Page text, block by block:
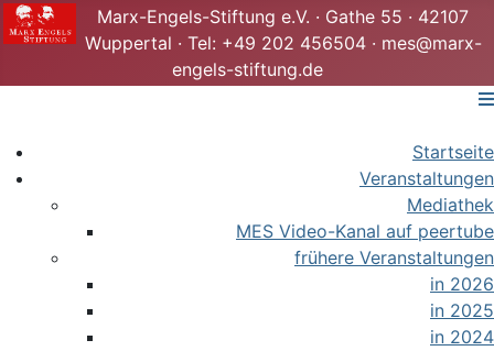
Marx-Engels-Stiftung e.V. · Gathe 55 · 42107
Wuppertal · Tel: +49 202 456504 · mes@marx-
engels-stiftung.de
Startseite
Veranstaltungen
Mediathek
MES Video-Kanal auf peertube
frühere Veranstaltungen
in 2026
in 2025
in 2024